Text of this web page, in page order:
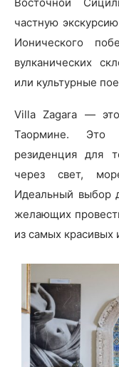
частную
Ионического
вулканических
или культурные
Villa Zagara —
Таормине. Это
резиденция для
через свет,
Идеальный выбор
желающих
из самых красивых